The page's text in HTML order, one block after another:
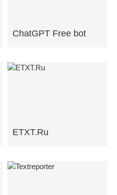
ChatGPT Free bot
ETXT.Ru